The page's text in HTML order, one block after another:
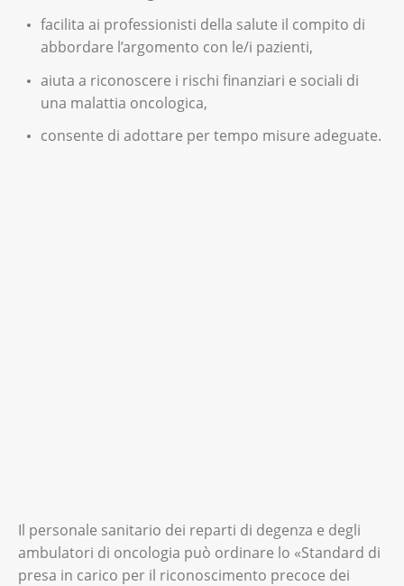
facilita ai professionisti della salute il compito di
abbordare l’argomento con le/i pazienti,
aiuta a riconoscere i rischi finanziari e sociali di
una malattia oncologica,
consente di adottare per tempo misure adeguate.
Il personale sanitario dei reparti di degenza e degli
ambulatori di oncologia può ordinare lo «Standard di
presa in carico per il riconoscimento precoce dei